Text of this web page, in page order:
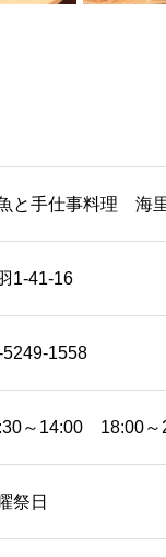
と手仕事料理 海
1-41-16
5249-1558
～14:00 18:00～
祭日